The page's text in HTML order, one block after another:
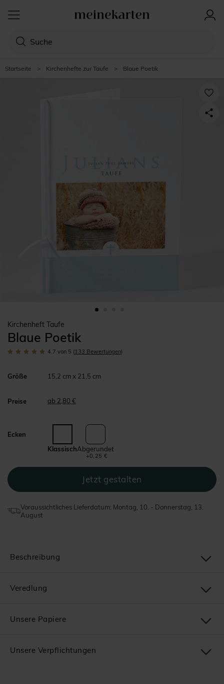
Startseite > Kirchenhefte zur Taufe > Blaue Poetik
Kirchenheft Taufe
Blaue Poetik
4.7 von 5 (133 Bewertungen)
Größe 15,2 cm x 21,5 cm
Preise ab 2,80 €
Ecken
KlassischAbgerundet
+0,25 €
Voraussichtliches Lieferdatum: Montag, 10. - Donnerstag, 13.
August
Beschreibung
Veredlung
Unsere Papiere
Unsere Verpflichtungen